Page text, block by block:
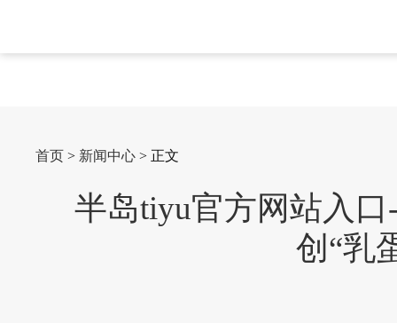
首页 > 新闻中心 > 正文
半岛tiyu官方网站入
创“乳